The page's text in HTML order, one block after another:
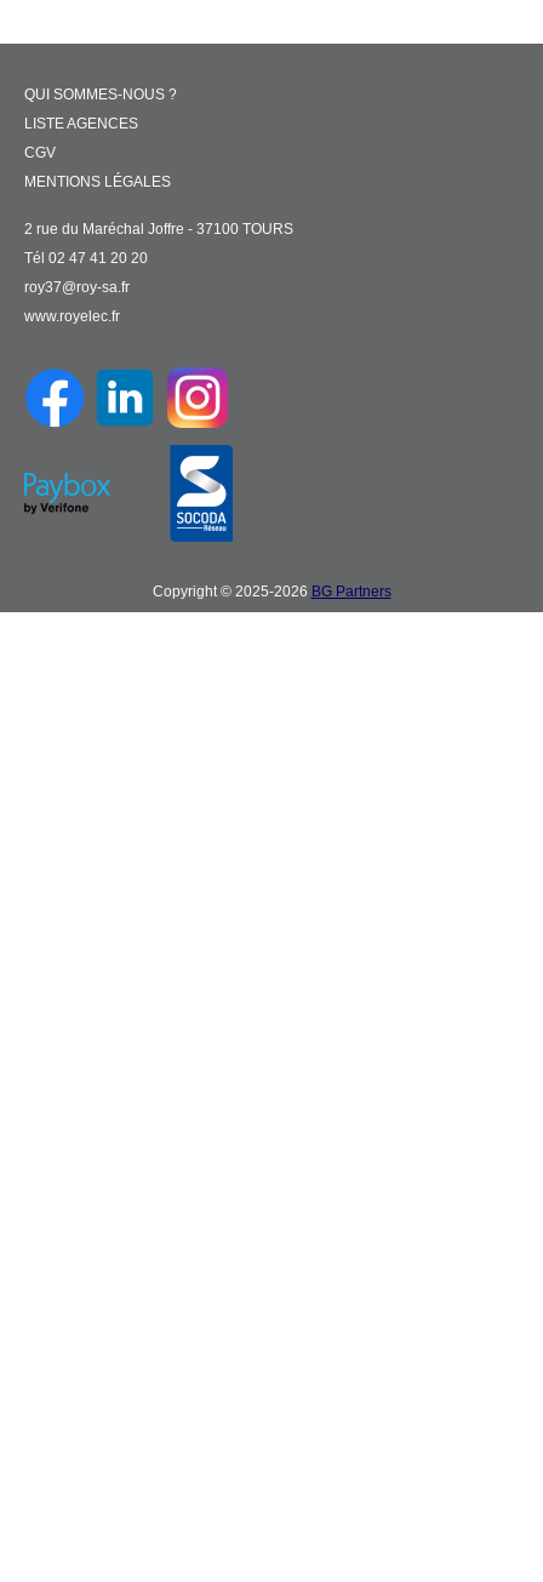
QUI SOMMES-NOUS ?
LISTE AGENCES
CGV
MENTIONS LÉGALES
2 rue du Maréchal Joffre - 37100 TOURS
Tél 02 47 41 20 20
roy37@roy-sa.fr
www.royelec.fr
Copyright © 2025-2026 BG Partners